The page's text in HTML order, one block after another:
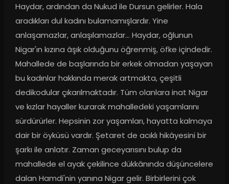
Haydar, ardından da Nukud ile Dursun gelirler. Hala
aradıkları dul kadını bulamamışlardır. Yine
anlaşamazlar, anlaşılamazlar... Haydar, oğlunun
Nigar'ın kızına âşık olduğunu öğrenmiş, öfke içindedir.
Mahallede de başlarında bir erkek olmadan yaşayan
bu kadınlar hakkında merak artmakta, çeşitli
dedikodular çıkarılmaktadır. Tüm olanlara inat Nigar
ve kızlar hayaller kurarak mahalledeki yaşamlarını
sürdürürler. Hepsinin zor yaşamları, hayatta kalmaya
dair bir öyküsü vardır. Şetaret de acıklı hikâyesini bir
şarkı ile anlatır. Zaman geceyarısını bulup da
mahallede el ayak çekilince dükkânında düşüncelere
dalan Hamdi'nin yanına Nigar gelir. Birbirlerini çok